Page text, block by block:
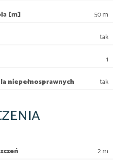
[m]
50 m
tak
1
niepełnosprawnych
tak
2 m